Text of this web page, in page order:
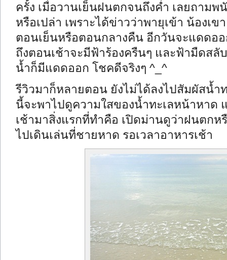
ครั้ง เมื่อวานเย็นฝนตกจนถึงค่ำ เลยถาม
หรือเปล่า เพราะได้ข่าวว่าพายุเข้า น้องเ
ตอนเย็นหรือตอนกลางคืน อีกวันจะแดดอ
ถึงตอนเช้าจะมีฟ้าร้องครืนๆ และฟ้ามืดส
น้ำก็มีแดดออก โชคดีจริงๆ ^_^
รีวิวมาก็หลายตอน ยังไม่ได้ลงไปสัมผัสน้ำ
นี้จะพาไปดูความใสของน้ำทะเลหน้าหาด
เช้ามาสิ่งแรกที่ทำคือ เปิดม่านดูว่าฝนตกห
ไปเดินเล่นที่ชายหาด รอเวลาอาหารเช้า